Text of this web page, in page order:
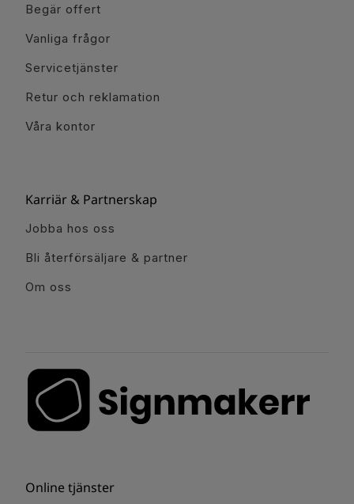
Begär offert
Vanliga frågor
Servicetjänster
Retur och reklamation
Våra kontor
Karriär & Partnerskap
Jobba hos oss
Bli återförsäljare & partner
Om oss
Online tjänster